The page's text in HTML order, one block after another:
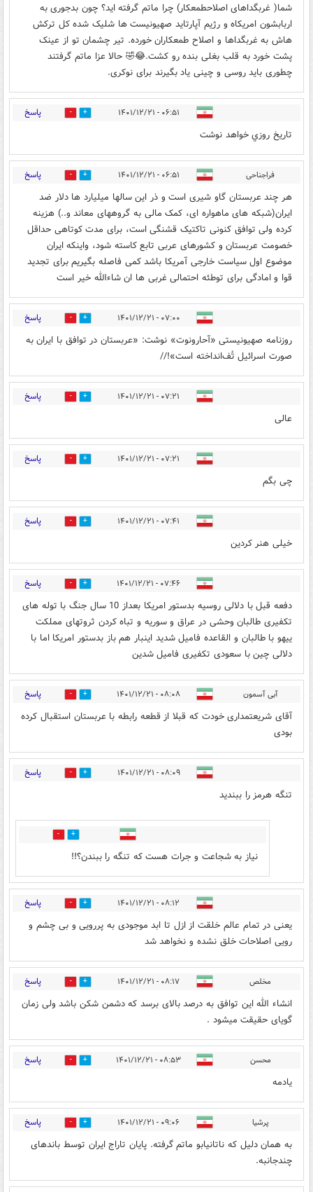
شما( غربگداهای اصلاحطمعکار) چرا ماتم گرفته اید؟ چون بدجوری به
اربابشون امریکاه و رژیم آپارتاید صهیونیست ها شلیک شده کل ترکش
هاش به غربگداها و اصلاح طمعکاران خورده. تیر چشمان تو از عینک
پشت خورد به قلب بغلی بنده رو کشت.😂🤣 حالا عزا ماتم گرفتند
چطوری باید روسی و چینی یاد بگیرند برای نوکری.
۰۶:۵۱ - ۱۴۰۱/۱۲/۲۱ 0 پاسخ
تاريخ روزي خواهد نوشت
فراجناحی ۰۶:۵۱ - ۱۴۰۱/۱۲/۲۱ 2 پاسخ
هر چند عربستان گاو شیری است و ذر این سالها میلیارد ها دلار ضد
ایران(شبکه های ماهواره ای، کمک مالی به گروههای معاند و..) هزینه
کرده ولی توافق کنونی تاکتیک قشنگی است، برای مدت کوتاهی حداقل
خصومت عربستان و کشورهای عربی تابع کاسته شود، واینکه ایران
موضوع اول سیاست خارجی آمریکا باشد کمی فاصله بگیریم برای تجدید
قوا و امادگی برای توطئه احتمالی غربی ها ان شاءالله خیر است
۰۷:۰۰ - ۱۴۰۱/۱۲/۲۱ 2 پاسخ
روزنامه صهیونیستی «آحارونوت» نوشت: «عربستان در توافق با ایران به
صورت اسرائیل تُف‌انداخته است»!//
۰۷:۲۱ - ۱۴۰۱/۱۲/۲۱ 0 پاسخ
عالی
۰۷:۲۱ - ۱۴۰۱/۱۲/۲۱ 0 پاسخ
چی بگم
۰۷:۴۱ - ۱۴۰۱/۱۲/۲۱ 0 پاسخ
خیلی هنر کردین
۰۷:۴۶ - ۱۴۰۱/۱۲/۲۱ 0 پاسخ
دفعه قبل با دلالی روسیه بدستور امریکا بعداز 10 سال جنگ با توله های
تکفیری طالبان وحشی در عراق و سوریه و تباه کردن ثروتهای مملکت
ییهو با طالبان و القاعده فامیل شدید اینبار هم باز بدستور امریکا اما با
دلالی چین با سعودی تکفیری فامیل شدین
آبی آسمون ۰۸:۰۸ - ۱۴۰۱/۱۲/۲۱ 0 پاسخ
آقای شریعتمداری خودت که قبلا از قطعه رابطه با عربستان استقبال کرده
بودی
۰۸:۰۹ - ۱۴۰۱/۱۲/۲۱ 1 پاسخ
تنگه هرمز را ببندید
0
نیاز به شجاعت و جرات هست که تنگه را ببندن؟!!
۰۸:۱۲ - ۱۴۰۱/۱۲/۲۱ 2 پاسخ
یعنی در تمام عالم خلقت از ازل تا ابد موجودی به پررویی و بی چشم و
رویی اصلاحات خلق نشده و نخواهد شد
مخلص ۰۸:۱۷ - ۱۴۰۱/۱۲/۲۱ 0 پاسخ
انشاء الله این توافق به درصد بالای برسد که دشمن شکن باشد ولی زمان
گویای حقیقت میشود .
محسن ۰۸:۵۳ - ۱۴۰۱/۱۲/۲۱ 0 پاسخ
یادمه
پرشیا ۰۹:۰۶ - ۱۴۰۱/۱۲/۲۱ 0 پاسخ
به همان دلیل که ناتانیابو ماتم گرفته. پایان تاراج ایران توسط باندهای
چندجانبه.